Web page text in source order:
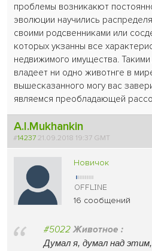
проблемы возникакют
эволюции научились
своими родсвенниками или
которых укзанны все
недвижимого имущества.
владеет ни одно животнге в
вышесказанного могу вас
являемся преобладающей
A.I.Mukhankin
#1423721.09.2018 19:37 GMT
Новичок
16 сообщений
#5022 Животное :
Думал я, думал над